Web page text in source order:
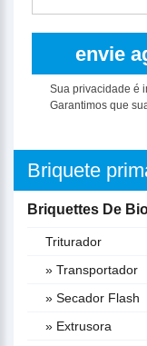
Sua privacidade é
Garantimos que
Briquete
Briquettes De
Triturador
» Transportador
» Secador Flash
» Extrusora